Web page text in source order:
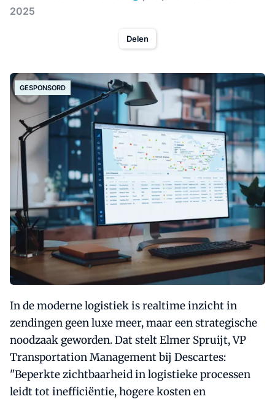
2025
Delen
GESPONSORD
In de moderne logistiek is realtime inzicht in
zendingen geen luxe meer, maar een strategische
noodzaak geworden. Dat stelt Elmer Spruijt, VP
Transportation Management bij Descartes:
"Beperkte zichtbaarheid in logistieke processen
leidt tot inefficiëntie, hogere kosten en